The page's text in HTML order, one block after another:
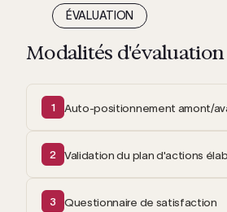
ÉVALUATION
Modalités d'évaluation
1 Auto-positionnement amont/
2 Validation du plan d'actions
3 Questionnaire de satisfaction